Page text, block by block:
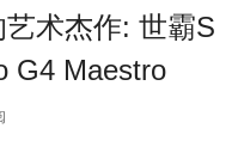
术杰作: 世霸S
G4 Maestro